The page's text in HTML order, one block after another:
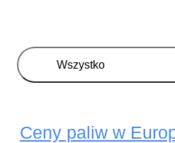
Wszystko
Ceny paliw w